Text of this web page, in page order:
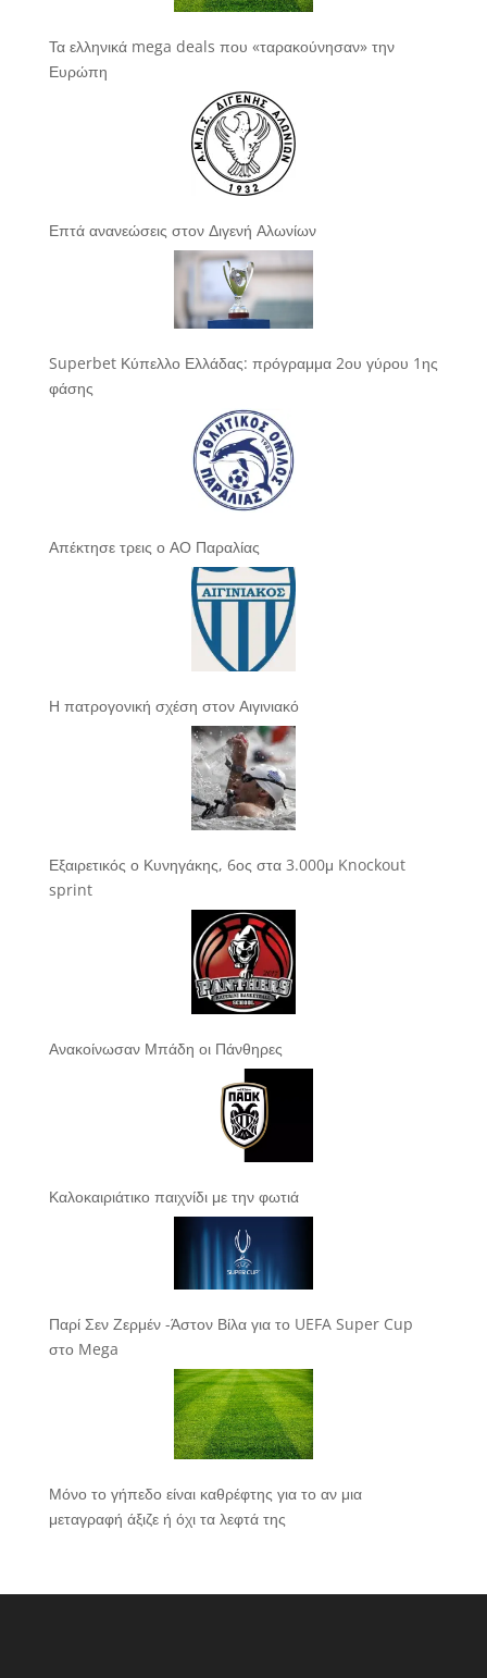
Τα ελληνικά mega deals που «ταρακούνησαν» την
Ευρώπη
Επτά ανανεώσεις στον Διγενή Αλωνίων
Superbet Κύπελλο Ελλάδας: πρόγραμμα 2ου γύρου 1ης
φάσης
Απέκτησε τρεις ο ΑΟ Παραλίας
Η πατρογονική σχέση στον Αιγινιακό
Εξαιρετικός ο Κυνηγάκης, 6ος στα 3.000μ Knockout
sprint
Ανακοίνωσαν Μπάδη οι Πάνθηρες
Καλοκαιριάτικο παιχνίδι με την φωτιά
Παρί Σεν Ζερμέν -Άστον Βίλα για το UEFA Super Cup
στο Mega
Μόνο το γήπεδο είναι καθρέφτης για το αν μια
μεταγραφή άξιζε ή όχι τα λεφτά της